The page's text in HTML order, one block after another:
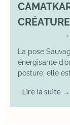
•
La pose
énergisante
posture: elle
Lire la suite →